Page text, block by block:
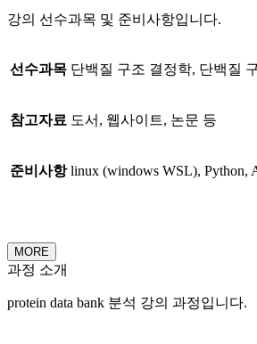
강의 선수과목 및 준비사항입니다.
선수과목 단백질 구조 결정학, 단백질
참고자료 도서, 웹사이트, 논문 등
준비사항 linux (windows WSL), Python,
MORE
과정 소개
protein data bank 분석 강의 과정입니다.